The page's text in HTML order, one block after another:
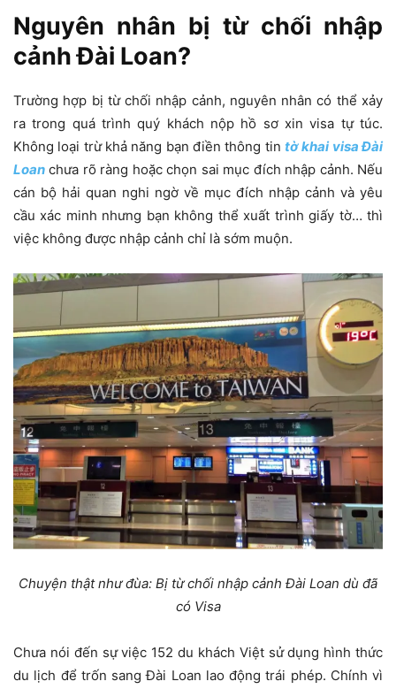
Nguyên nhân bị từ chối nhập
cảnh Đài Loan?
Trường hợp bị từ chối nhập cảnh, nguyên nhân có thể xảy
ra trong quá trình quý khách nộp hồ sơ xin visa tự túc.
Không loại trừ khả năng bạn điền thông tin tờkhai visa Đài
Loan chưa rõ ràng hoặc chọn sai mục đích nhập cảnh. Nếu
cán bộ hải quan nghi ngờ về mục đích nhập cảnh và yêu
cầu xác minh nhưng bạn không thể xuất trình giấy tờ… thì
việc không được nhập cảnh chỉ là sớm muộn.
Chuyện thật như đùa: Bị từ chối nhập cảnh Đài Loan dù đã
có Visa
Chưa nói đến sự việc 152 du khách Việt sử dụng hình thức
du lịch để trốn sang Đài Loan lao động trái phép. Chính vì